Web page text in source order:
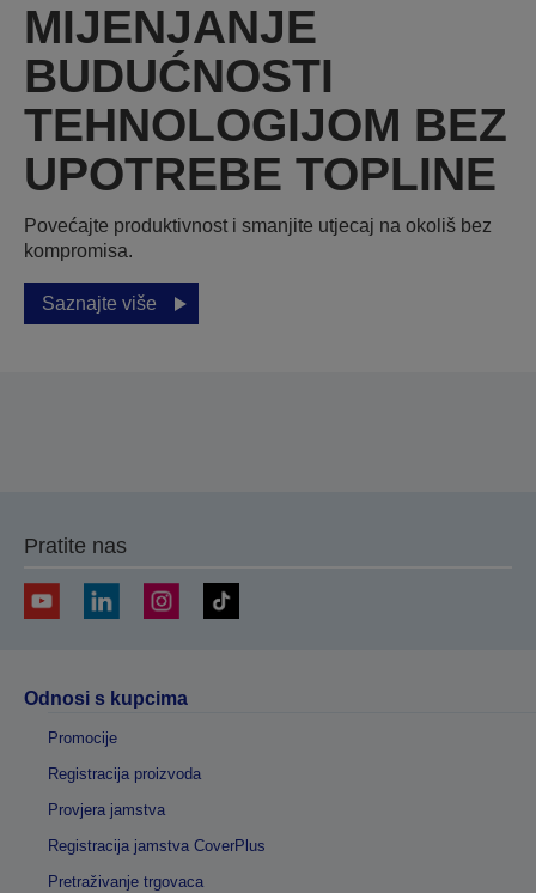
MIJENJANJE
BUDUĆNOSTI
TEHNOLOGIJOM BEZ
UPOTREBE TOPLINE
Povećajte produktivnost i smanjite utjecaj na okoliš bez
kompromisa.
Saznajte više
Pratite nas
Odnosi s kupcima
Promocije
Registracija proizvoda
Provjera jamstva
Registracija jamstva CoverPlus
Pretraživanje trgovaca